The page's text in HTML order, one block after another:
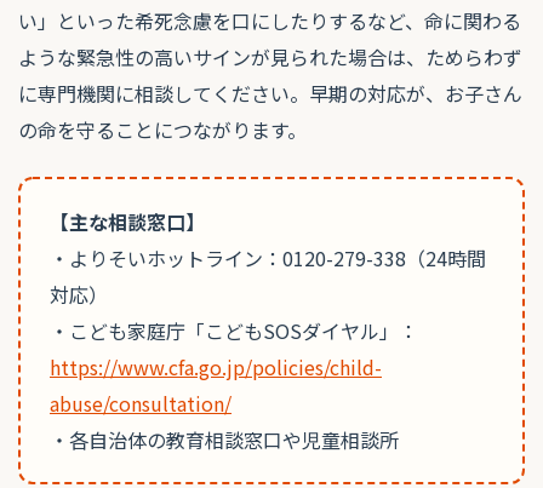
い」といった希死念慮を口にしたりするなど、命に関わる
ような緊急性の高いサインが見られた場合は、ためらわず
に専門機関に相談してください。早期の対応が、お子さん
の命を守ることにつながります。
【主な相談窓口】
・よりそいホットライン：0120-279-338（24時間
対応）
・こども家庭庁「こどもSOSダイヤル」：
https://www.cfa.go.jp/policies/child-
abuse/consultation/
・各自治体の教育相談窓口や児童相談所